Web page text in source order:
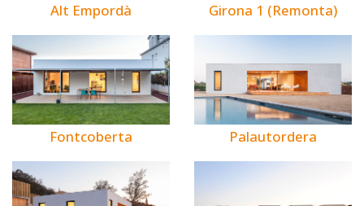
Alt Empordà Girona 1 (Remonta)
Fontcoberta Palautordera